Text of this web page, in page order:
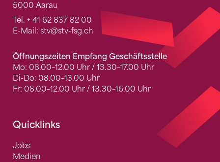
5000 Aarau
Tel. + 41 62 837 82 00
E-Mail: stv@stv-fsg.ch
Öffnungszeiten Empfang Geschäftsstelle
Mo: 08.00–12.00 Uhr / 13.30–17.00 Uhr
Di-Do: 08.00–13.00 Uhr
Fr: 08.00–12.00 Uhr / 13.30–16.00 Uhr
Quicklinks
Jobs
Medien